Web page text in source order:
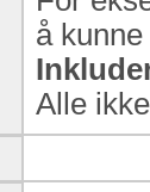
å
Alle